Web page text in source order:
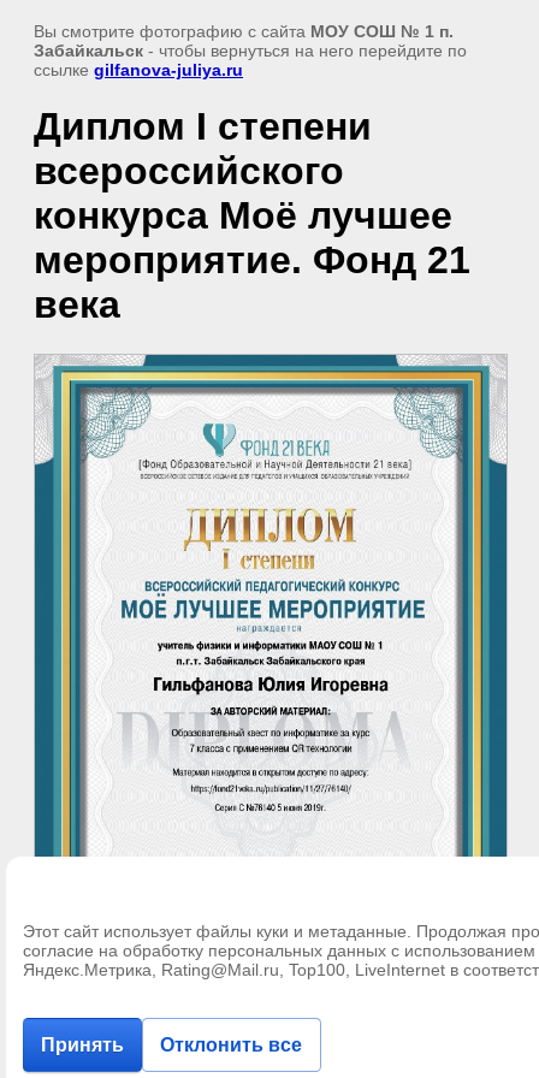
Вы смотрите фотографию с сайта МОУ СОШ № 1 п.
Забайкальск - чтобы вернуться на него перейдите по
ссылке gilfanova-juliya.ru
Диплом I степени
всероссийского
конкурса Моё лучшее
мероприятие. Фонд 21
века
© МОУ СОШ № 1 п. Забайкальск
Этот сайт использует файлы куки и метаданные. Продолжая
согласие на обработку персональных данных с
Яндекс.Метрика, Rating@Mail.ru, Top100, LiveInternet в
Принять Отклонить все